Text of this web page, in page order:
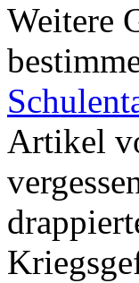
Weitere
Artikel